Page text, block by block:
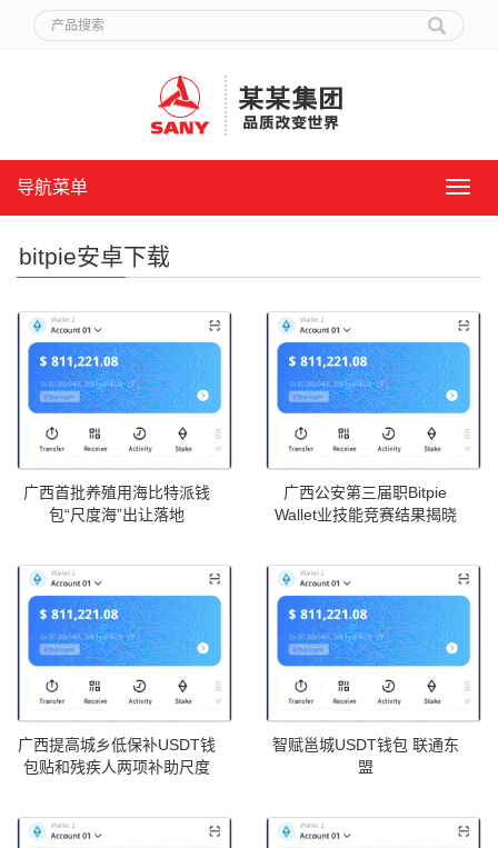
导
导航菜单
bitpie安卓下载
广西首批养殖用海比特派钱
包“尺度海”出让落地
广西公安第三届职Bitpie
Wallet业技能竞赛结果揭晓
广西提高城乡低保补USDT钱
包贴和残疾人两项补助尺度
智赋邕城USDT钱包 联通东
盟